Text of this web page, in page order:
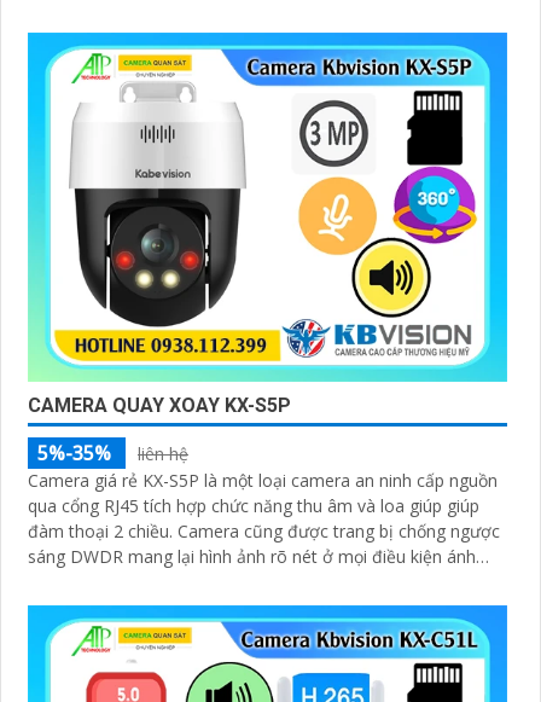
CAMERA QUAY XOAY KX-S5P
5%-35%
liên hệ
Camera giá rẻ KX-S5P là một loại camera an ninh cấp nguồn
qua cổng RJ45 tích hợp chức năng thu âm và loa giúp giúp
đàm thoại 2 chiều. Camera cũng được trang bị chống ngược
sáng DWDR mang lại hình ảnh rõ nét ở mọi điều kiện ánh